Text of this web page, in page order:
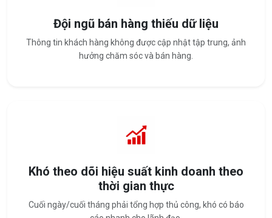
Đội ngũ bán hàng thiếu dữ liệu
Thông tin khách hàng không được cập nhật tập trung, ảnh
hưởng chăm sóc và bán hàng.
Khó theo dõi hiệu suất kinh doanh theo
thời gian thực
Cuối ngày/cuối tháng phải tổng hợp thủ công, khó có báo